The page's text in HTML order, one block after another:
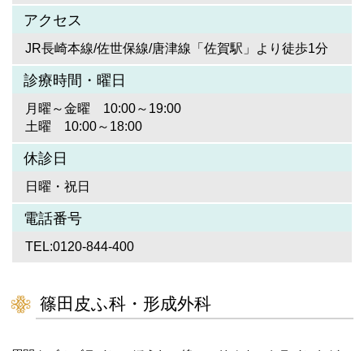
アクセス
JR長崎本線/佐世保線/唐津線「佐賀駅」より徒歩1分
診療時間・曜日
月曜～金曜 10:00～19:00
土曜 10:00～18:00
休診日
日曜・祝日
電話番号
TEL:0120-844-400
篠田皮ふ科・形成外科